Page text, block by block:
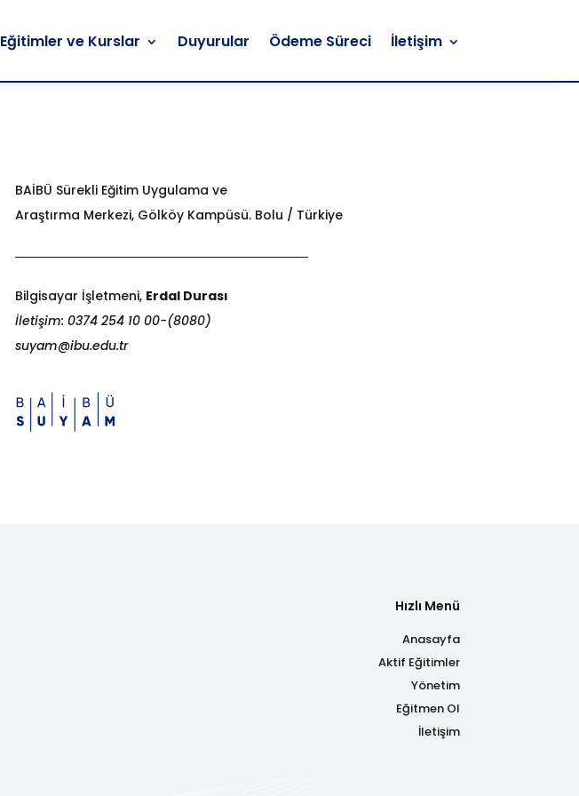
Eğitimler ve Kurslar Duyurular Ödeme Süreci İletişim
Eğitimler ve Kurslar Duyurular Ödeme Süreci İletişim
BAİBÜ Sürekli Eğitim Uygulama ve
Araştırma Merkezi, Gölköy Kampüsü. Bolu / Türkiye
Bilgisayar İşletmeni, Erdal Durası
İletişim: 0374 254 10 00-(8080)
suyam@ibu.edu.tr
Hızlı Menü
Anasayfa
Aktif Eğitimler
Yönetim
Eğitmen Ol
İletişim